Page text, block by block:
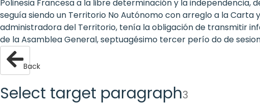
rights:
Positioning
girls at
the
heart of
Polinesia Francesa a la libre determinación y la independencia,
seguía siendo un Territorio No Autónomo con arreglo a la
administradora del Territorio, tenía la obligación de transmitir
de la Asamblea General, septuagésimo tercer perío do de
Back
Select target paragraph3